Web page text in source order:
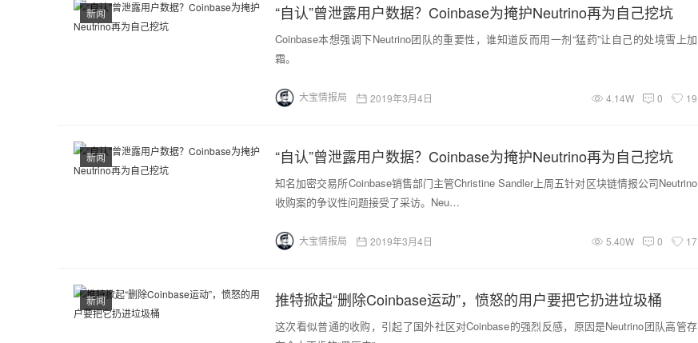
“自认”曾泄露用户数据？Coinbase为掩护Neutrino再为自己挖坑
新闻
Coinbase本想强调下Neutrino团队的重要性，谁知道反而用一剂“猛药”让自己的处境雪上加
霜。
大宝情报局 2019年3月4日 4.14W 0 19
“自认”曾泄露用户数据？Coinbase为掩护Neutrino再为自己挖坑
新闻
知名加密交易所Coinbase销售部门主管Christine Sandler上周五针对区块链情报公司Neutrino
收购案的争议性问题接受了采访。Neu…
大宝情报局 2019年3月4日 5.40W 0 17
推特掀起“删除Coinbase运动”，愤怒的用户要把它扔进垃圾桶
新闻
这次看似普通的收购，引起了国外社区对Coinbase的强烈反感，原因是Neutrino团队高管存